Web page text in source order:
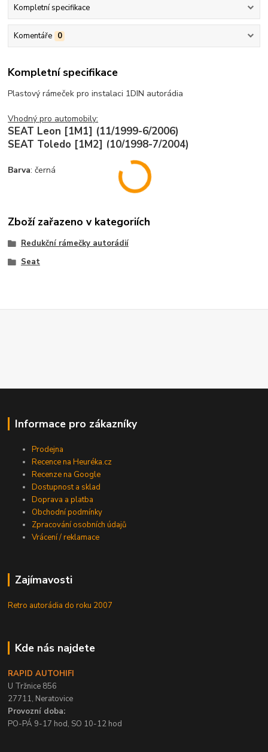
Kompletní specifikace
Komentáře 0
Kompletní specifikace
Plastový rámeček pro instalaci 1DIN autorádia
Vhodný pro automobily:
SEAT Leon [1M1] (11/1999-6/2006)
SEAT Toledo [1M2] (10/1998-7/2004)
Barva: černá
Zboží zařazeno v kategoriích
Redukční rámečky autorádií
Seat
Informace pro zákazníky
Prodejna
Recence na Heuréka.cz
Recenze na Google
Dostupnost a sklad
Doprava a platba
Obchodní podmínky
Zpracování osobních údajů
Vrácení / reklamace
Zajímavosti
Retro autorádia do roku 2007
Kde nás najdete
RAPID AUTOHIFI
U Tržnice 856
27711, Neratovice
Provozní doba:
PO-PÁ 9-17 hod, SO 10-12 hod